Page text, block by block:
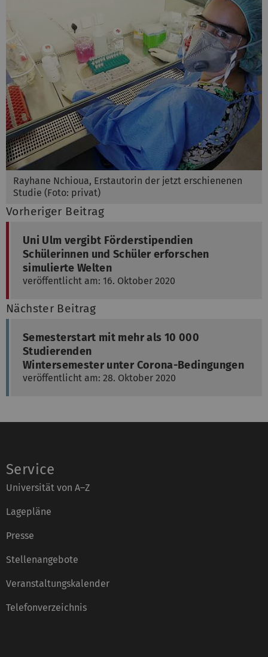
Rayhane Nchioua, Erstautorin der jetzt erschienenen
Studie (Foto: privat)
Vorheriger Beitrag
Uni Ulm vergibt Förderstipendien
Schülerinnen und Schüler erforschen
simulierte Welten
veröffentlicht am: 16. Oktober 2020
Nächster Beitrag
Semesterstart mit mehr als 10 000
Studierenden
Wintersemester unter Corona-Bedingungen
veröffentlicht am: 28. Oktober 2020
Service
Universität von A–Z
Lagepläne
Presse
Stellenangebote
Veranstaltungskalender
Telefonverzeichnis